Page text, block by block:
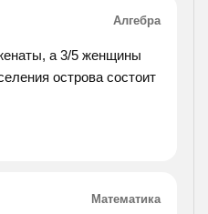
Алгебра
а 3/5 женщины
острова состоит
Математика